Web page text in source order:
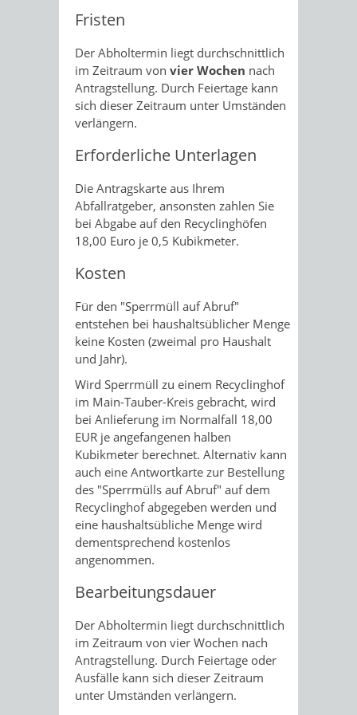
Fristen
Der Abholtermin liegt durchschnittlich
im Zeitraum von vier Wochen nach
Antragstellung. Durch Feiertage kann
sich dieser Zeitraum unter Umständen
verlängern.
Erforderliche Unterlagen
Die Antragskarte aus Ihrem
Abfallratgeber, ansonsten zahlen Sie
bei Abgabe auf den Recyclinghöfen
18,00 Euro je 0,5 Kubikmeter.
Kosten
Für den "Sperrmüll auf Abruf"
entstehen bei haushaltsüblicher Menge
keine Kosten (zweimal pro Haushalt
und Jahr).
Wird Sperrmüll zu einem Recyclinghof
im Main-Tauber-Kreis gebracht, wird
bei Anlieferung im Normalfall 18,00
EUR je angefangenen halben
Kubikmeter berechnet. Alternativ kann
auch eine Antwortkarte zur Bestellung
des "Sperrmülls auf Abruf" auf dem
Recyclinghof abgegeben werden und
eine haushaltsübliche Menge wird
dementsprechend kostenlos
angenommen.
Bearbeitungsdauer
Der Abholtermin liegt durchschnittlich
im Zeitraum von vier Wochen nach
Antragstellung. Durch Feiertage oder
Ausfälle kann sich dieser Zeitraum
unter Umständen verlängern.